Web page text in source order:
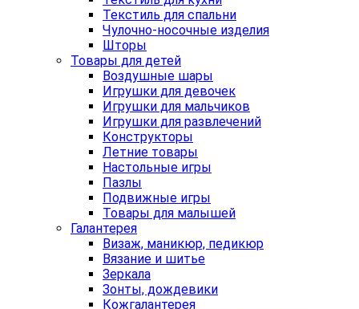
Текстиль для спальни
Чулочно-носочные изделия
Шторы
Товары для детей
Воздушные шары
Игрушки для девочек
Игрушки для мальчиков
Игрушки для развлечений
Конструкторы
Летние товары
Настольные игры
Пазлы
Подвижные игры
Товары для малышей
Галантерея
Визаж, маникюр, педикюр
Вязание и шитье
Зеркала
Зонты, дождевики
Кожгалантерея